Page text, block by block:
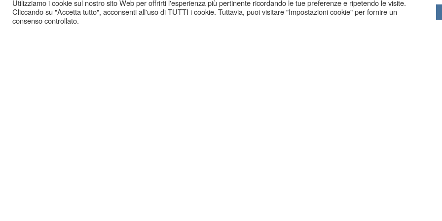
Utilizziamo i cookie sul nostro sito Web per offrirti l'esperienza più pertinente ricordando le tue preferenze e ripetendo le visite.
Cliccando su "Accetta tutto", acconsenti all'uso di TUTTI i cookie. Tuttavia, puoi visitare "Impostazioni cookie" per fornire un
consenso controllato.